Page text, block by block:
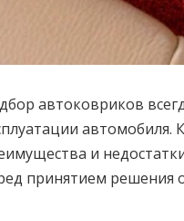
автоковриков
автомобиля.
и
принятием решения